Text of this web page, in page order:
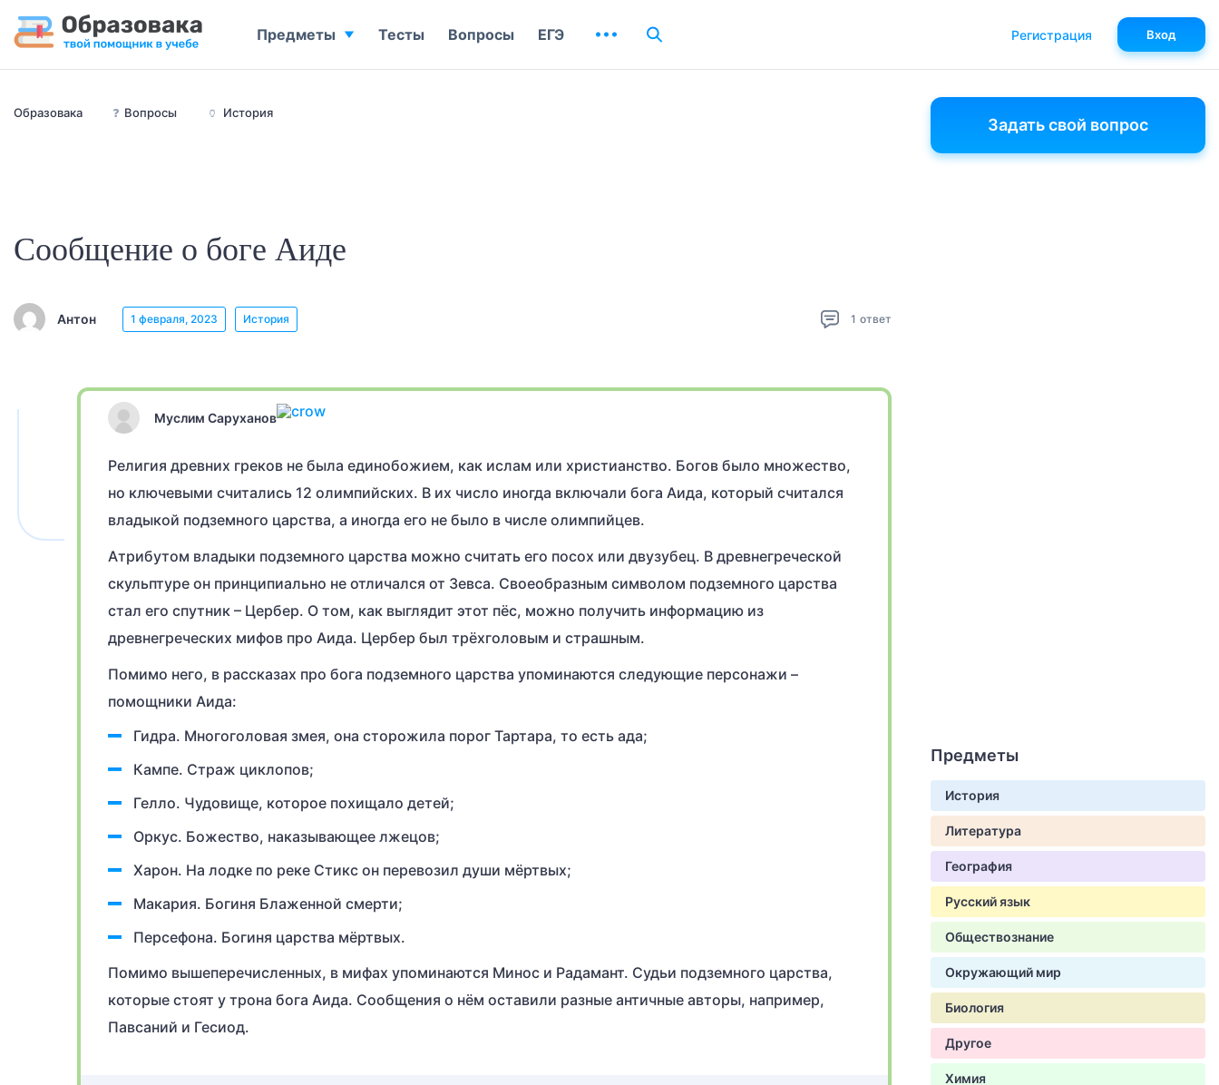
Образовака ❓ Вопросы 🏺 История
Сообщение о боге Аиде
Антон 1 февраля, 2023 История 1 ответ
Муслим Саруханов
Религия древних греков не была единобожием, как ислам или христианство. Богов было множество,
но ключевыми считались 12 олимпийских. В их число иногда включали бога Аида, который считался
владыкой подземного царства, а иногда его не было в числе олимпийцев.
Атрибутом владыки подземного царства можно считать его посох или двузубец. В древнегреческой
скульптуре он принципиально не отличался от Зевса. Своеобразным символом подземного царства
стал его спутник – Цербер. О том, как выглядит этот пёс, можно получить информацию из
древнегреческих мифов про Аида. Цербер был трёхголовым и страшным.
Помимо него, в рассказах про бога подземного царства упоминаются следующие персонажи –
помощники Аида:
Гидра. Многоголовая змея, она сторожила порог Тартара, то есть ада;
Кампе. Страж циклопов;
Гелло. Чудовище, которое похищало детей;
Оркус. Божество, наказывающее лжецов;
Харон. На лодке по реке Стикс он перевозил души мёртвых;
Макария. Богиня Блаженной смерти;
Персефона. Богиня царства мёртвых.
Помимо вышеперечисленных, в мифах упоминаются Минос и Радамант. Судьи подземного царства,
которые стоят у трона бога Аида. Сообщения о нём оставили разные античные авторы, например,
Павсаний и Гесиод.
Задать свой вопрос
Предметы
История
Литература
География
Русский язык
Обществознание
Окружающий мир
Биология
Другое
Химия
Предметы Тесты Вопросы ЕГЭ Регистрация Вход